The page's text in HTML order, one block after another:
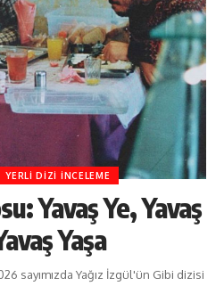
YERLI DIZI İNCELEME
Yavaş Ye, Yavaş
Yaşa
sayımızda Yağız İzgül'ün Gibi dizisi